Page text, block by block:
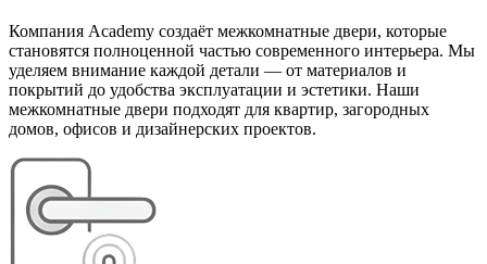
Компания Academy создаёт межкомнатные двери, которые
становятся полноценной частью современного интерьера. Мы
уделяем внимание каждой детали — от материалов и
покрытий до удобства эксплуатации и эстетики. Наши
межкомнатные двери подходят для квартир, загородных
домов, офисов и дизайнерских проектов.